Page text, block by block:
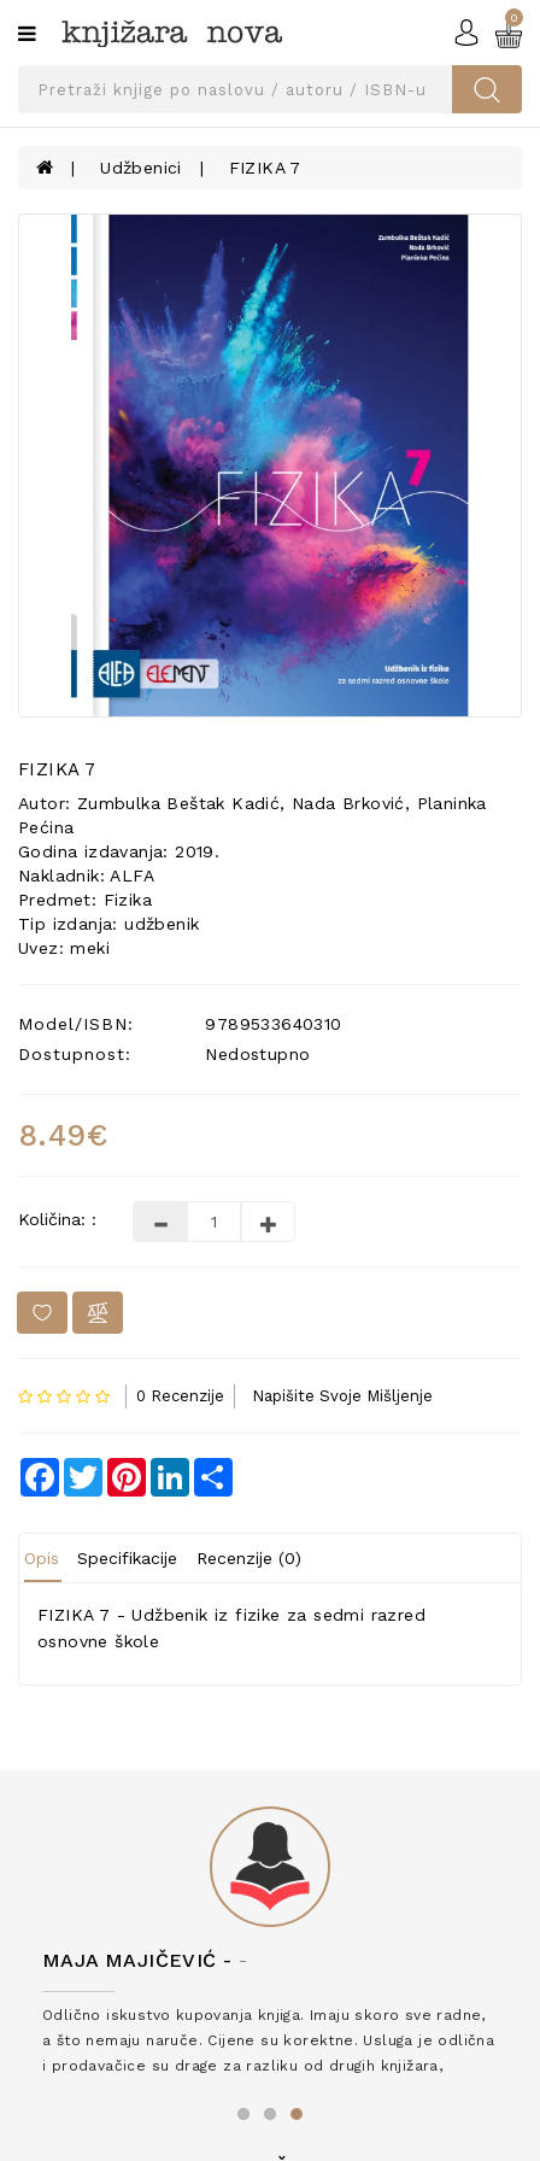
Kategorije
SVEUČILIŠNA
UDŽBENICI
KNJIGE
OPREMA
UDŽBENIKE!
0
Udžbenici FIZIKA 7
FIZIKA 7
Autor: Zumbulka Beštak Kadić, Nada Brković, Planinka
Pećina
Godina izdavanja: 2019.
Nakladnik: ALFA
Predmet: Fizika
Tip izdanja: udžbenik
Uvez: meki
Model/ISBN:
9789533640310
Dostupnost:
Nedostupno
8.49€
Količina: :
0 Recenzije Napišite Svoje Mišljenje
Facebook
TwitterPinterestLinkedIn
Opis Specifikacije Recenzije (0)
FIZIKA 7 - Udžbenik iz fizike za sedmi razred
osnovne škole
MAJA MAJIČEVIĆ - -
Odlično iskustvo kupovanja knjiga. Imaju skoro sve radne,
a što nemaju naruče. Cijene su korektne. Usluga je odlična
i prodavačice su drage za razliku od drugih knjižara,